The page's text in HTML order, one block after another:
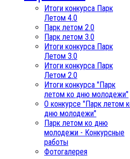
Итоги конкурса Парк
Летом 4.0
Парк летом 2.0
Парк летом 3.0
Итоги конкурса Парк
Летом 3.0
Итоги конкурса Парк
Летом 2.0
Итоги конкурса "Парк
летом ко дню молодежи"
О конкурсе "Парк летом
дню молодежи"
Парк летом ко дню
молодежи - Конкурсные
работы
Фотогалерея